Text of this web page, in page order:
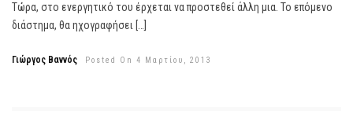
Τώρα, στο ενεργητικό του έρχεται να προστεθεί άλλη μια. Το επόμενο
διάστημα, θα ηχογραφήσει […]
Γιώργος Βαννός Posted On 4 Μαρτίου, 2013